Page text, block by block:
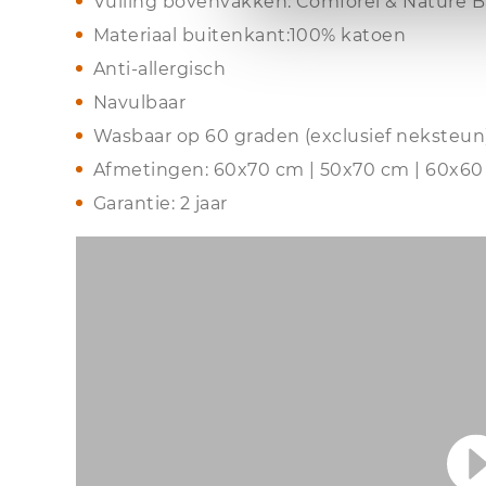
Materiaal buitenkant:100% katoen
Anti-allergisch
Navulbaar
Wasbaar op 60 graden (exclusief
Afmetingen: 60x70 cm | 50x70 cm | 60x60
Garantie: 2 jaar